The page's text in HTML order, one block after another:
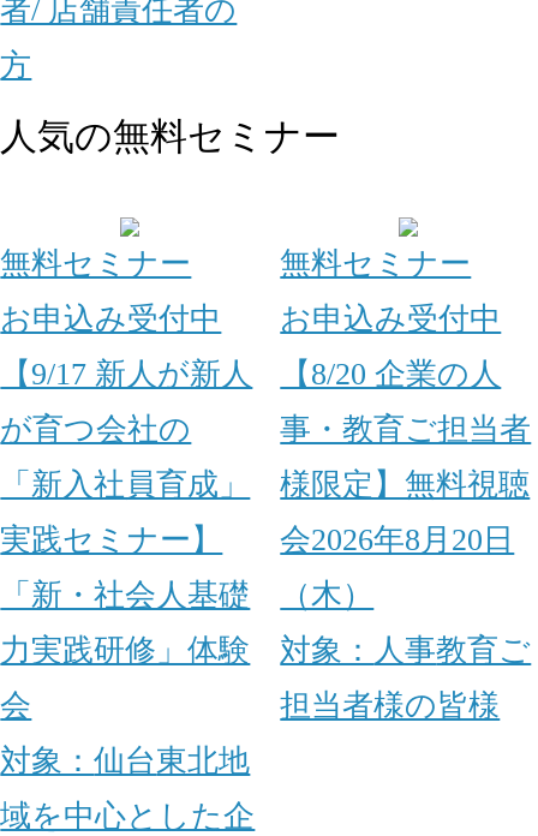
者/ 店舗責任者の
方
人気の無料セミナー
無料セミナー
お申込み受付中
【9/17 新人が新人
が育つ会社の
「新入社員育成」
実践セミナー】
「新・社会人基礎
力実践研修」体験
会
対象：仙台東北地
域を中心とした企
無料セミナー
お申込み受付中
【8/20 企業の人
事・教育ご担当者
様限定】無料視聴
会2026年8月20日
（木）
対象： 人事教育ご
担当者様の皆様